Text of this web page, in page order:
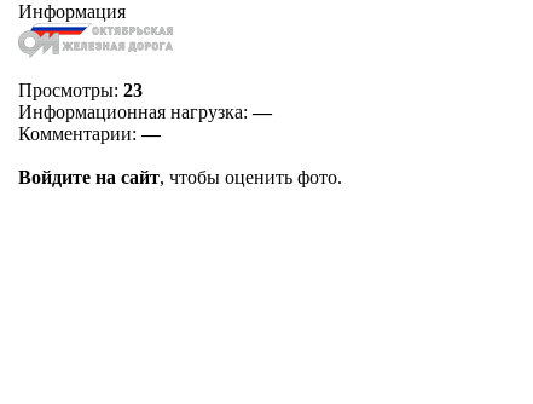
Информация
Просмотры: 23
Информационная нагрузка:—
Комментарии:—
Войдите на сайт, чтобы оценить фото.